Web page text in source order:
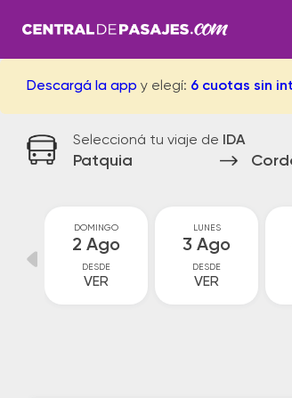
Descargá la app y elegí: 6 cuotas sin
Seleccioná tu viaje de IDA
Patquia
DOMINGO
2 Ago
DESDE
VER
LUNES
3 Ago
DESDE
VER